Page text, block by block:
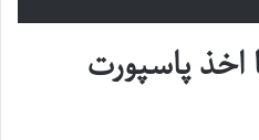
اخذ پاسپورت